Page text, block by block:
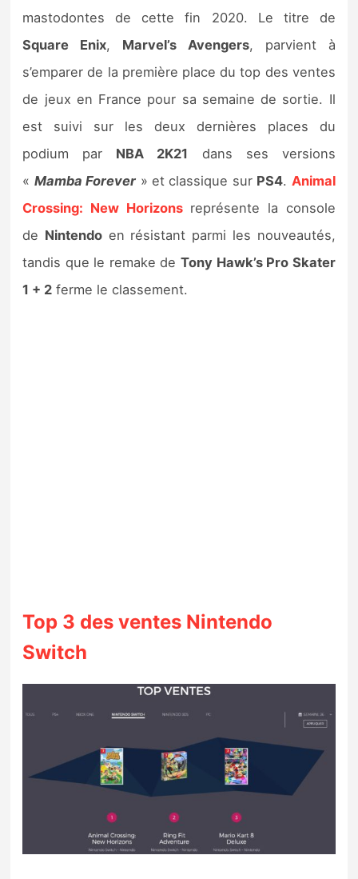
mastodontes de cette fin 2020. Le titre de
Square Enix, Marvel’s Avengers, parvient à
s’emparer de la première place du top des ventes
de jeux en France pour sa semaine de sortie. Il
est suivi sur les deux dernières places du
podium par NBA 2K21 dans ses versions
« Mamba Forever » et classique sur PS4. Animal
Crossing: New Horizonsreprésente la console
de Nintendoen résistant parmi les nouveautés,
tandis que le remake deTony Hawk’s Pro Skater
1 + 2 ferme le classement.
Top 3 des ventes Nintendo
Switch